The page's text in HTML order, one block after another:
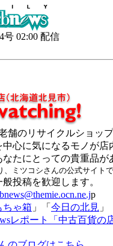
号 02:00 配信
舗のリサイクルショップ
心に気になるモノが店
たにとっての貴重品が
ミツコシさんの公式サイトで
投稿を歓迎します。
p
ちゃ箱 」「 今日の北見 」
レポート「中古百貨の